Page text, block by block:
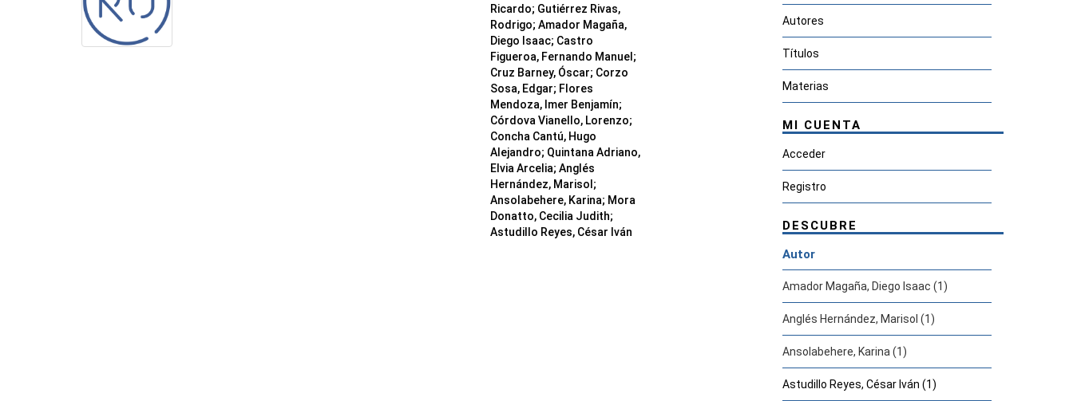
Ricardo; Gutiérrez Rivas,
Rodrigo; Amador Magaña,
Diego Isaac; Castro
Figueroa, Fernando Manuel ;
Cruz Barney, Óscar; Corzo
Sosa, Edgar; Flores
Mendoza, Imer Benjamín;
Córdova Vianello, Lorenzo;
Concha Cantú, Hugo
Alejandro; Quintana Adriano,
Elvia Arcelia; Anglés
Hernández, Marisol ;
Ansolabehere, Karina; Mora
Donatto, Cecilia Judith;
Astudillo Reyes, César Iván
Autores
Títulos
Materias
MI CUENTA
Acceder
Registro
DESCUBRE
Autor
Amador Magaña, Diego Isaac (1)
Anglés Hernández, Marisol (1)
Ansolabehere, Karina (1)
Astudillo Reyes, César Iván (1)